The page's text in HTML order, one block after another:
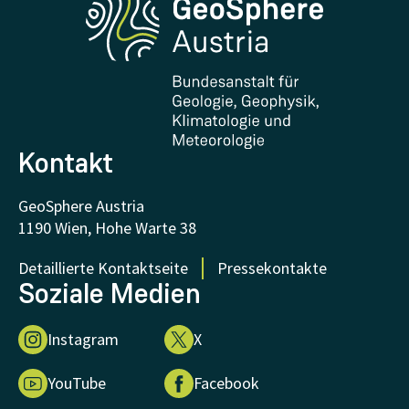
Forschung und Kooperationen
Downloads
Zertifikate und Auszeichnungen
FAQ - Häufig gestellte Fragen
Forschung unterstützen
Kontakt
GeoSphere Austria
1190 Wien, Hohe Warte 38
Detaillierte Kontaktseite
Pressekontakte
Soziale Medien
Instagram X
YouTube Facebook